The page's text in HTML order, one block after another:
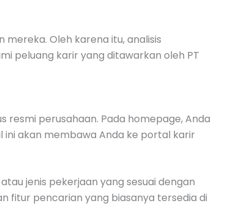
Oleh karena itu, analisis
peluang karir yang ditawarkan oleh PT
resmi perusahaan. Pada homepage, Anda
ini akan membawa Anda ke portal karir
jenis pekerjaan yang sesuai dengan
fitur pencarian yang biasanya tersedia di